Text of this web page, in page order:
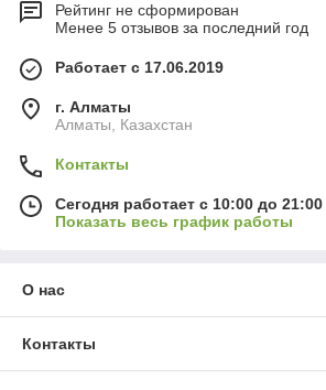
Рейтинг не сформирован
Менее 5 отзывов за последний год
Работает с 17.06.2019
г. Алматы
Алматы, Казахстан
Контакты
Сегодня работает с 10:00 до 21:00
Показать весь график работы
О нас
Контакты